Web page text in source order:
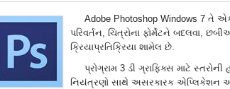
Adobe Photoshop Windows 7
પરિવર્તન, ચિત્રોના ફોર્મેટને બદલવા,
ક્રિયાપ્રતિક્રિયા શામેલ છે.
પ્રોગ્રામ 3 ડી ગ્રાફિક્સ માટે
નિયંત્રણો સાથે અસરકારક એપ્લિકેશન